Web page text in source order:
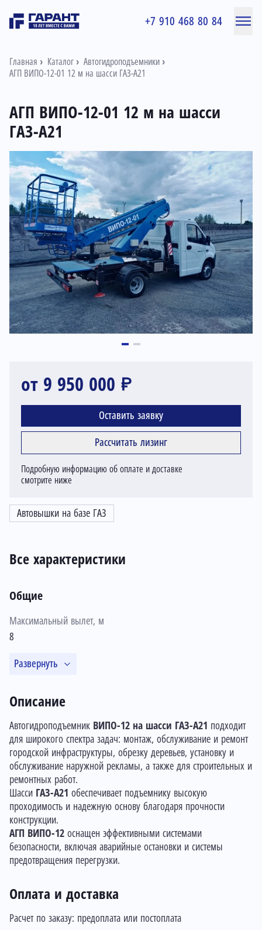
+7 910 468 80 84
Главная Каталог
Автогидроподъемники
АГП ВИПО-12-01 12 м на шасси ГАЗ-А21
АГП ВИПО-12-01 12 м на шасси
ГАЗ-А21
Автовышки на базе ГАЗ
от 9 950 000 ₽
Оставить заявку
Рассчитать лизинг
Подробную информацию об оплате и доставке
смотрите ниже
Все характеристики
Общие
Максимальный вылет, м
8
Развернуть
Оплата и доставка
Расчет по заказу: предоплата или постоплата
Описание
Автогидроподъемник ВИПО-12 на шасси ГАЗ-А21 подходит
для широкого спектра задач: монтаж, обслуживание и ремонт
городской инфраструктуры, обрезку деревьев, установку и
обслуживание наружной рекламы, а также для строительных и
ремонтных работ.
Шасси ГАЗ-А21 обеспечивает подъемнику высокую
проходимость и надежную основу благодаря прочности
конструкции.
АГП ВИПО-12 оснащен эффективными системами
безопасности, включая аварийные остановки и системы
предотвращения перегрузки.